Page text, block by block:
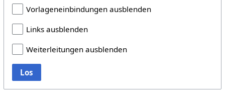
Vorlageneinbindungen ausblenden
Links ausblenden
Weiterleitungen ausblenden
Los